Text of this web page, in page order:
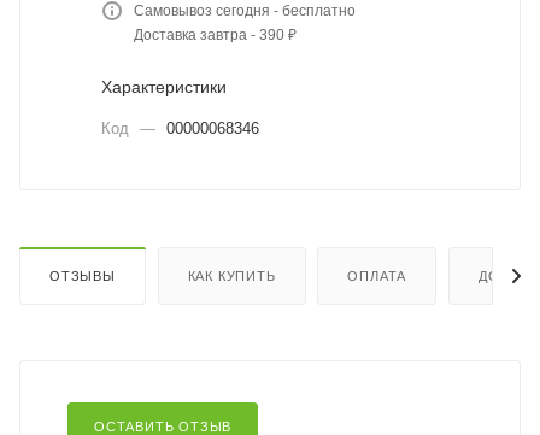
Самовывоз сегодня - бесплатно
Доставка завтра - 390 ₽
Характеристики
Код — 00000068346
ОТЗЫВЫ КАК КУПИТЬ ОПЛАТА
ОСТАВИТЬ ОТЗЫВ